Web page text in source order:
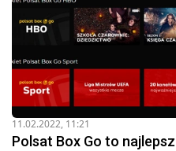
11.02.2022, 11:21
Polsat Box Go to